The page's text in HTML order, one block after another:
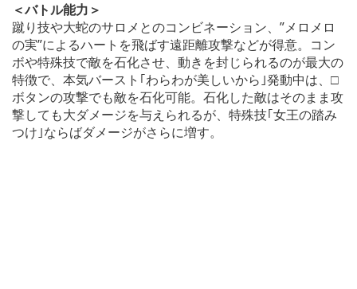
＜バトル能力＞
蹴り技や大蛇のサロメとのコンビネーション、”メロメロ
の実”によるハートを飛ばす遠距離攻撃などが得意。コン
ボや特殊技で敵を石化させ、動きを封じられるのが最大の
特徴で、本気バースト｢わらわが美しいから｣発動中は、□
ボタンの攻撃でも敵を石化可能。石化した敵はそのまま攻
撃しても大ダメージを与えられるが、特殊技｢女王の踏み
つけ｣ならばダメージがさらに増す。